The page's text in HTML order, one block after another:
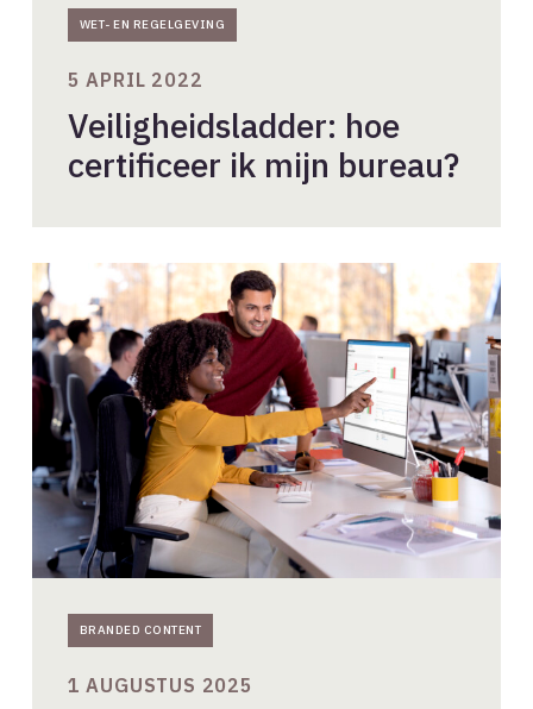
WET- EN REGELGEVING
Veiligheidsladder: hoe
certificeer ik mijn bureau?
5 APRIL 2022
BRANDED CONTENT
Exact
voor
architecten:
efficiënt,
winstgevend
toekomstbestendig
1 AUGUSTUS 2025